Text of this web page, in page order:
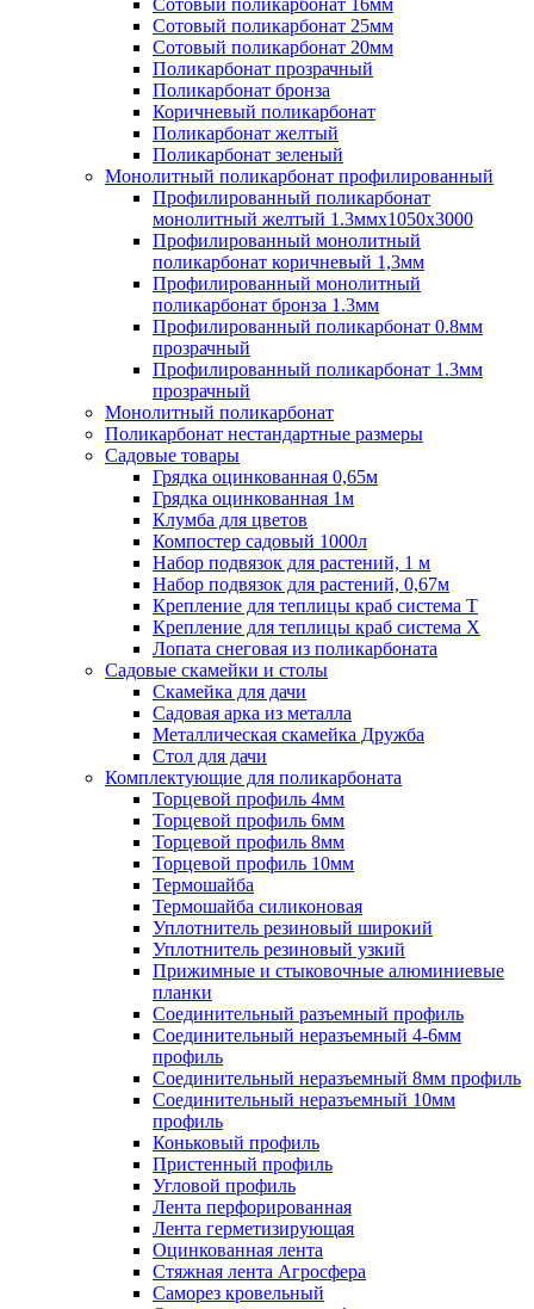
Сотовый поликарбонат 25мм
Сотовый поликарбонат 20мм
Поликарбонат прозрачный
Поликарбонат бронза
Коричневый поликарбонат
Поликарбонат желтый
Поликарбонат зеленый
Монолитный поликарбонат профилированный
Профилированный поликарбонат
монолитный желтый 1.3ммх1050х3000
Профилированный монолитный
поликарбонат коричневый 1,3мм
Профилированный монолитный
поликарбонат бронза 1.3мм
Профилированный поликарбонат 0.8мм
прозрачный
Профилированный поликарбонат 1.3мм
прозрачный
Монолитный поликарбонат
Поликарбонат нестандартные размеры
Садовые товары
Грядка оцинкованная 0,65м
Грядка оцинкованная 1м
Клумба для цветов
Компостер садовый 1000л
Набор подвязок для растений, 1 м
Набор подвязок для растений, 0,67м
Крепление для теплицы краб система Т
Крепление для теплицы краб система Х
Лопата снеговая из поликарбоната
Садовые скамейки и столы
Скамейка для дачи
Садовая арка из металла
Металлическая скамейка Дружба
Стол для дачи
Комплектующие для поликарбоната
Торцевой профиль 4мм
Торцевой профиль 6мм
Торцевой профиль 8мм
Торцевой профиль 10мм
Термошайба
Термошайба силиконовая
Уплотнитель резиновый широкий
Уплотнитель резиновый узкий
Прижимные и стыковочные алюминиевые
планки
Соединительный разъемный профиль
Соединительный неразъемный 4-6мм
профиль
Соединительный неразъемный 8мм профиль
Соединительный неразъемный 10мм
профиль
Коньковый профиль
Пристенный профиль
Угловой профиль
Лента перфорированная
Лента герметизирующая
Оцинкованная лента
Стяжная лента Агросфера
Саморез кровельный